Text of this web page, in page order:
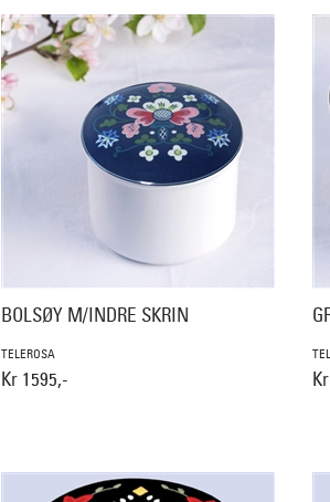
BOLSØY M/INDRE SKRIN
TELEROSA
Kr 1595,-